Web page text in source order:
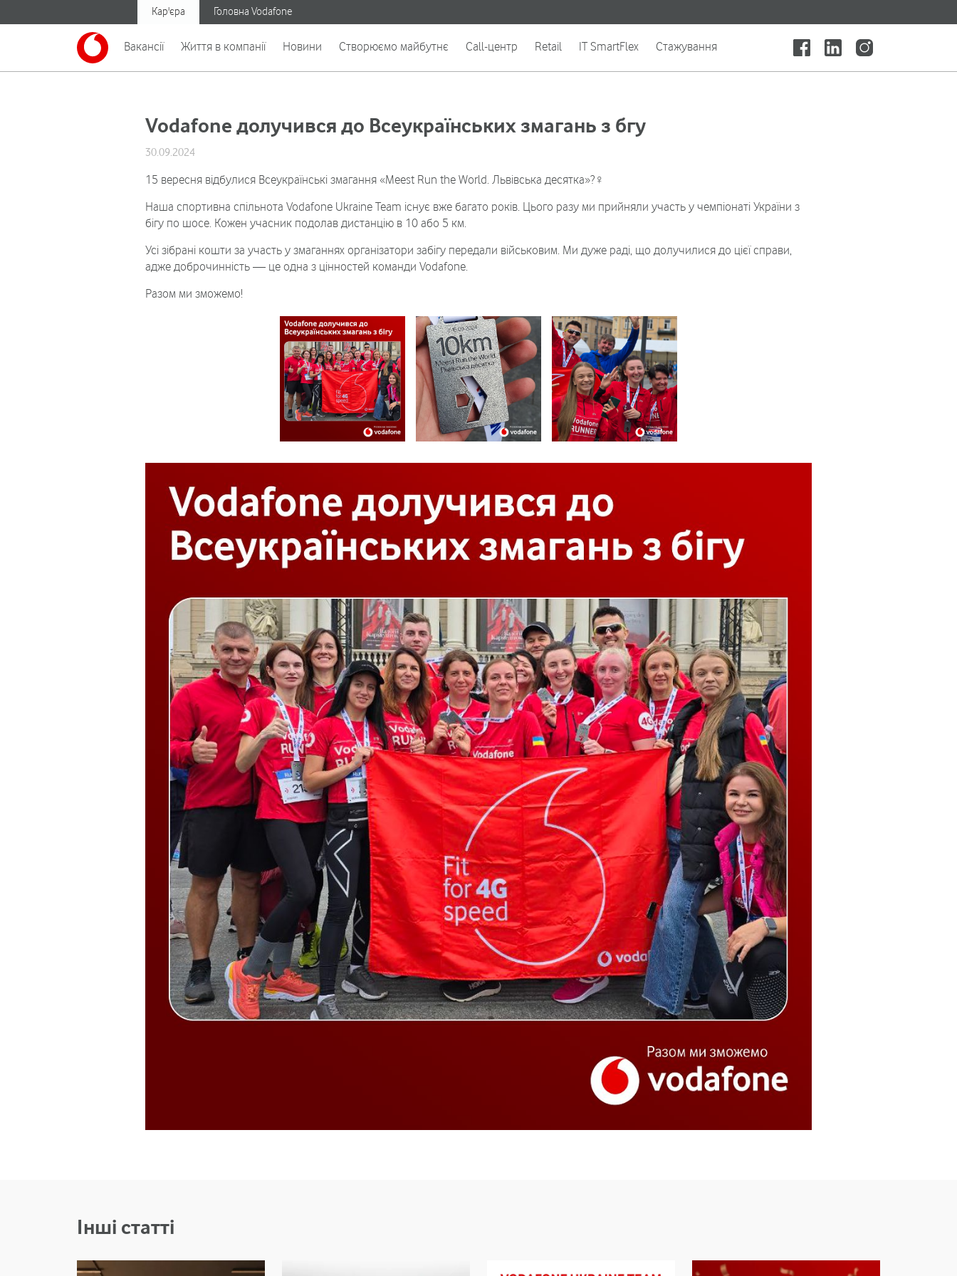
Кар'єра Головна Vodafone
Вакансії Життя в компанії Новини Створюємо майбутнє Call-центр Retail IT SmartFlex Стажування
Vodafone долучився до Всеукраїнських змагань з бгу
30.09.2024
15 вересня відбулися Всеукраїнські змагання «Meest Run the World. Львівська десятка»?‍♀️
Наша спортивна спільнота Vodafone Ukraine Team існує вже багато років. Цього разу ми прийняли участь у чемпіонаті України з
бігу по шосе. Кожен учасник подолав дистанцію в 10 або 5 км.
Усі зібрані кошти за участь у змаганнях організатори забігу передали військовим. Ми дуже раді, що долучилися до цієї справи,
адже доброчинність — це одна з цінностей команди Vodafone.
Разом ми зможемо!
Інші статті